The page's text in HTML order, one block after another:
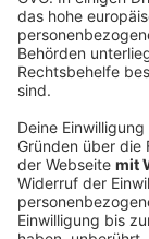
Highs &
All I Need
Dreaming
Someone
Never Let
Keep You
My Love